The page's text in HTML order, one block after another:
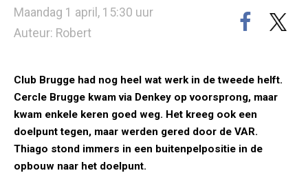
Maandag 1 april, 15:30 uur
Auteur: Robert
Club Brugge had nog heel wat werk in de tweede helft.
Cercle Brugge kwam via Denkey op voorsprong, maar
kwam enkele keren goed weg. Het kreeg ook een
doelpunt tegen, maar werden gered door de VAR.
Thiago stond immers in een buitenpelpositie in de
opbouw naar het doelpunt.